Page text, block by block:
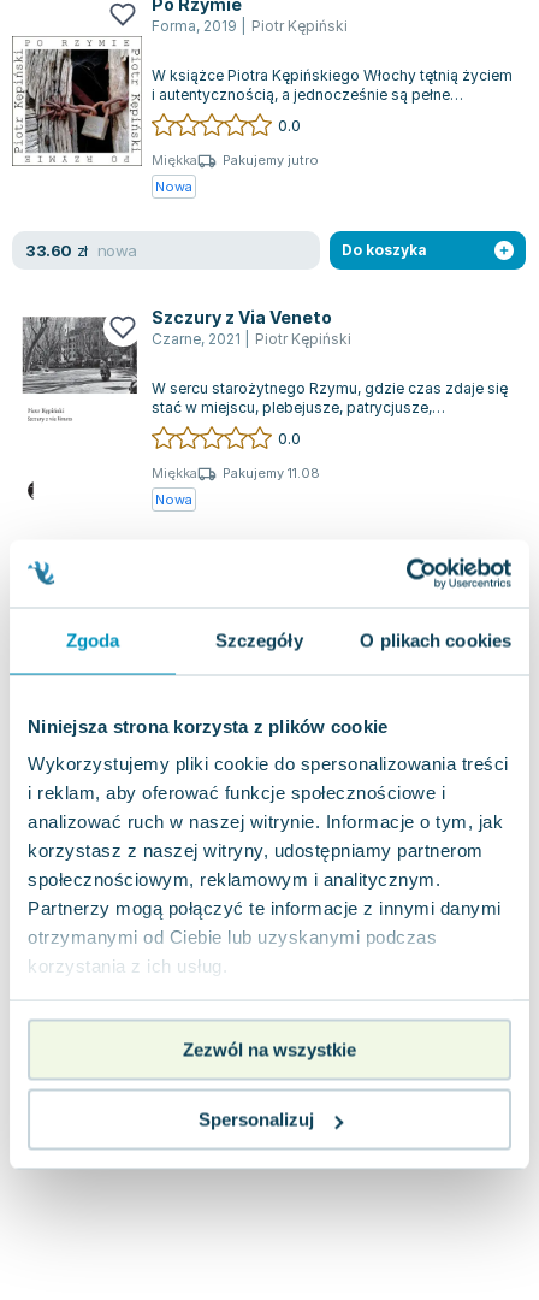
Zgoda Szczegóły O plikach cookies
Niniejsza strona korzysta z plików cookie
Wykorzystujemy pliki cookie do spersonalizowania treści
i reklam, aby oferować funkcje społecznościowe i
analizować ruch w naszej witrynie. Informacje o tym, jak
korzystasz z naszej witryny, udostępniamy partnerom
społecznościowym, reklamowym i analitycznym.
Partnerzy mogą połączyć te informacje z innymi danymi
otrzymanymi od Ciebie lub uzyskanymi podczas
korzystania z ich usług.
Zezwól na wszystkie
Spersonalizuj
Lorraine Warren
Ajahn Brahm
Lucinda Riley
Jacek Walkiewicz
Po Rzymie
Forma, 2019 Piotr Kępiński
W książce Piotra Kępińskiego Włochy tętnią życiem
i autentycznością, a jednocześnie są pełne
sprzeczności. To kraj, który z jednej...
0.0
Miękka
Pakujemy jutro
Nowa
33.60 zł nowa Do koszyka
Szczury z Via Veneto
Czarne, 2021 Piotr Kępiński
W sercu starożytnego Rzymu, gdzie czas zdaje się
stać w miejscu, plebejusze, patrycjusze,
duchowieństwo i przedstawiciele najstars...
0.0
Miękka
Pakujemy 11.08
Nowa
32.72 Do koszyka
W cieniu Gran Sasso. Historie z Abruzji
2023| Piotr Kępiński
mieszkańców, to region o surowym charakterze i
niezwykłej gościnności. Choć mo...
Miękka
Pakujemy 11.08
Nowa
32.72zł nowa
44.90złtaniej o12.18 zł
Do koszyka